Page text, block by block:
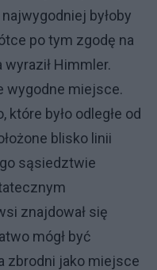
byłoby
po tym zgodę na
Himmler.
wygodne miejsce.
które było odległe od
blisko linii
sąsiedztwie
znajdował się
mógł być
zbrodni jako miejsce